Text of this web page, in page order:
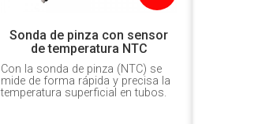
Sonda de pinza con sensor
de temperatura NTC
Con la sonda de pinza (NTC) se
mide de forma rápida y precisa la
temperatura superficial en tubos.